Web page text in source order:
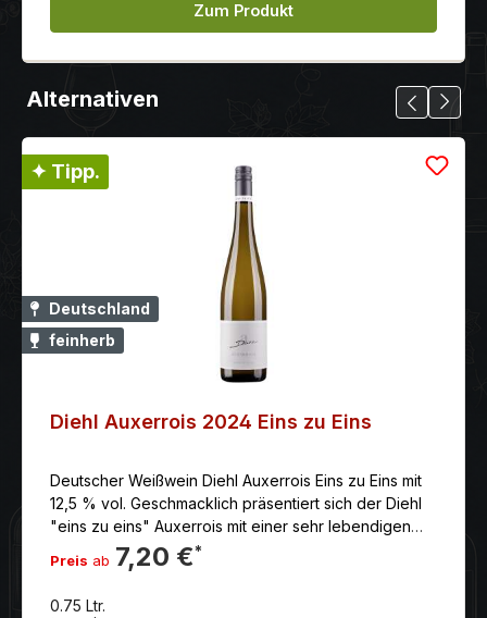
Zum Produkt
Alternativen
✦ Tipp.
Deutschland
feinherb
Diehl Auxerrois 2024 Eins zu Eins
Deutscher Weißwein Diehl Auxerrois Eins zu Eins mit
12,5 % vol. Geschmacklich präsentiert sich der Diehl
"eins zu eins" Auxerrois mit einer sehr lebendigen
Frische. Er ist sehr fruchtig und seine mineralische
Kernobstfrucht wird am Gaumen um tolle Kräuternoten
Preis ab 7,20 €*
0.75 Ltr.